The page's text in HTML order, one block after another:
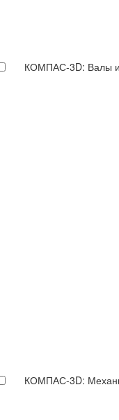
КОМПАС-3D: Валы и
КОМПАС-3D: